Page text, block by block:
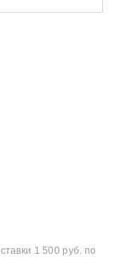
1 500 руб. по